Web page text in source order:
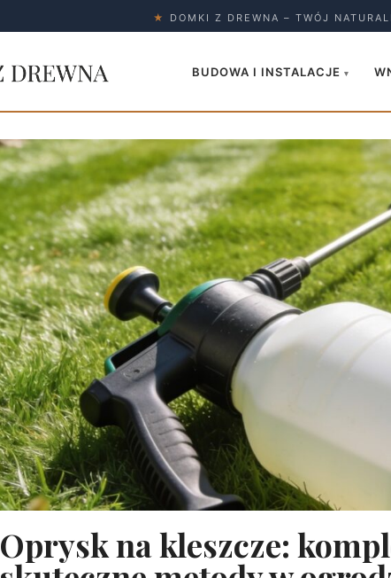
★ DOMKI Z DREWNA – TWÓJ
BUDOWA I INSTALACJE ▾
Oprysk na kleszcze: